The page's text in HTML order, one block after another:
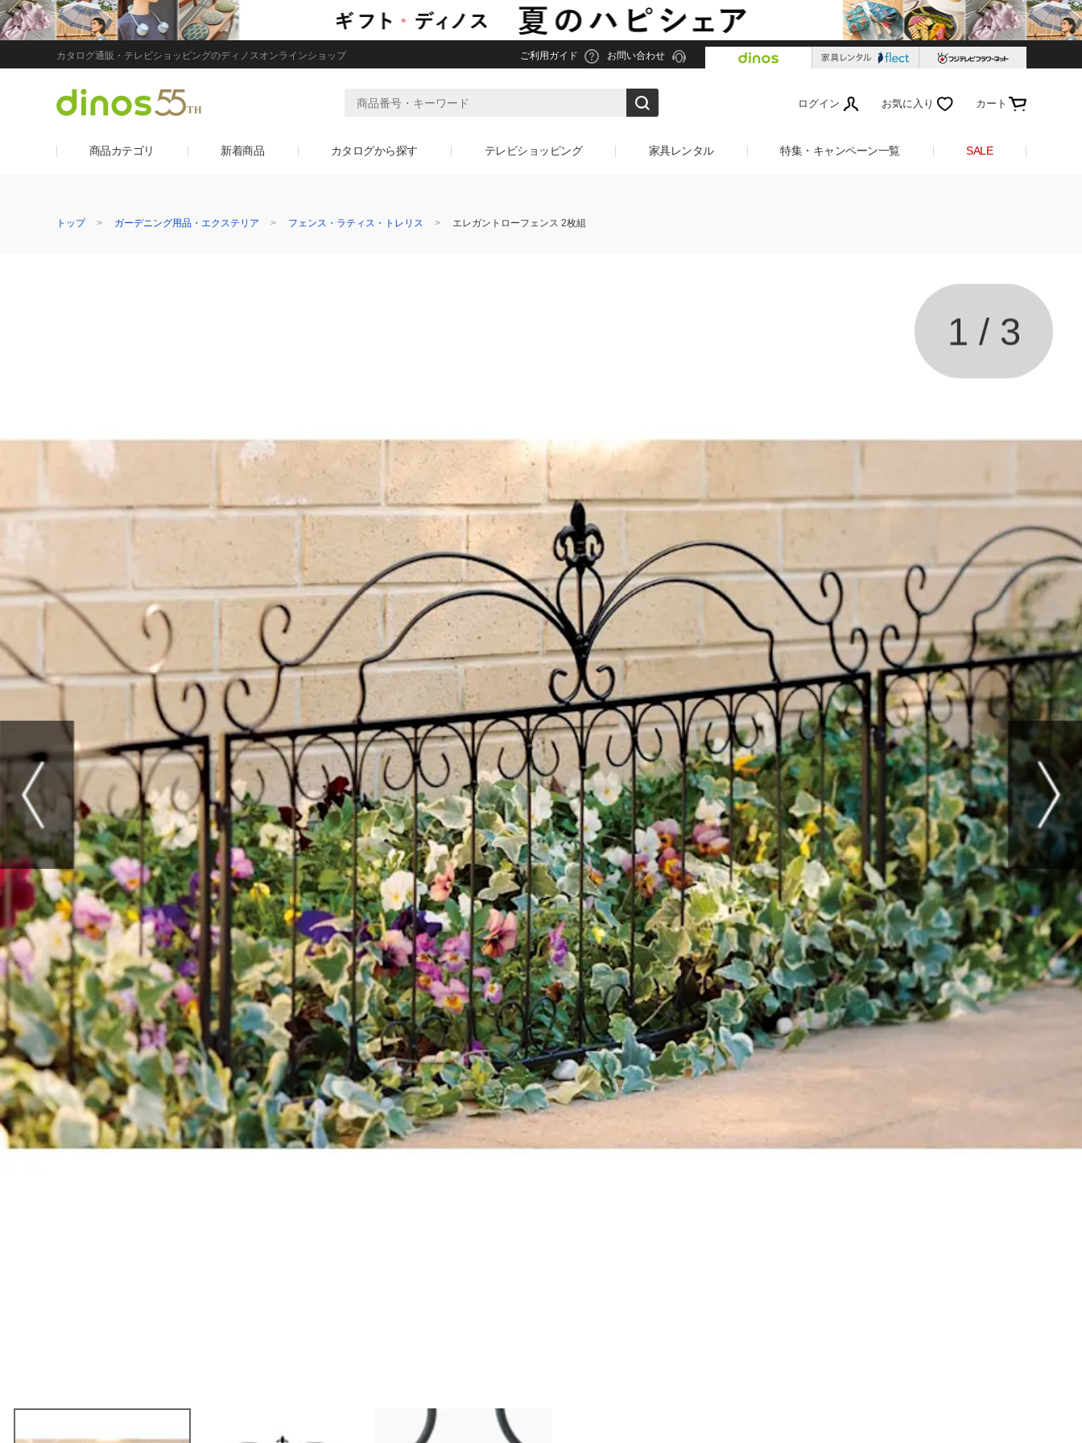
カタログ通販・テレビショッピングのディノスオンラインショップ ご利用ガイド お問い合わせ
ログイン お気に入り カート
商品カテゴリ 新着商品 カタログから探す テレビショッピング 家具レンタル 特集・キャンペーン一覧 SALE
トップ ガーデニング用品・エクステリア フェンス・ラティス・トレリス エレガントローフェンス 2枚組
1 / 3